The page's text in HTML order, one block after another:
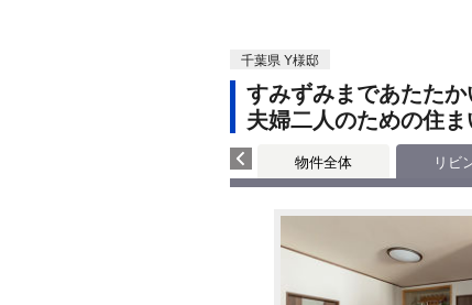
千葉県 Y様邸
すみずみまであたたか
夫婦二人のための住ま
物件全体 リビ